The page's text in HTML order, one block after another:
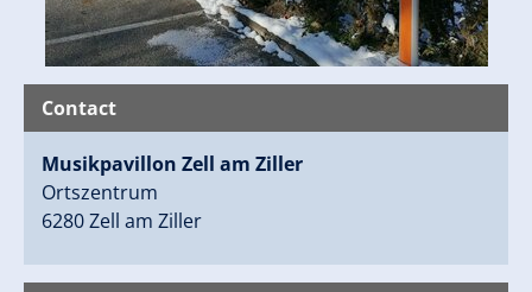
Contact
Musikpavillon Zell am Ziller
Ortszentrum
6280 Zell am Ziller